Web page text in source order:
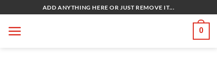
qua
nội
ADD ANYTHING HERE OR JUST REMOVE IT...
0